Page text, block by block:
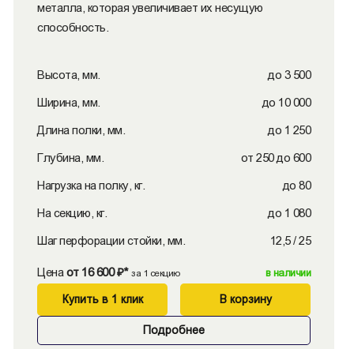
металла, которая увеличивает их несущую
способность.
Высота, мм. до 3 500
Ширина, мм. до 10 000
Длина полки, мм. до 1 250
Глубина, мм. от 250 до 600
Нагрузка на полку, кг. до 80
На секцию, кг. до 1 080
Шаг перфорации стойки, мм. 12,5 / 25
Цена от 16 600 ₽* за 1 секцию в наличии
Купить в 1 клик В корзину
Подробнее